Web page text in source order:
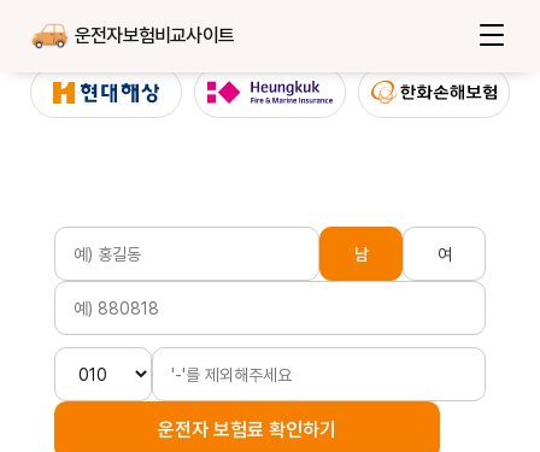
운전자보험비교사이트
남 여
운전자 보험료 확인하기